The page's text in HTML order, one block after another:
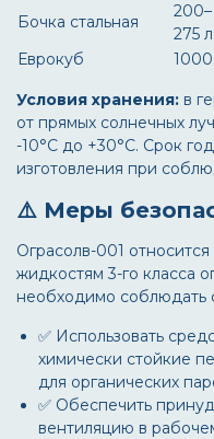
Бочка стальная
200–
275 л
Еврокуб
Условия хранения: в
от прямых солнечных
-10°C до +30°C. Срок
изготовления при
⚠️ Меры
Ограсолв-001
жидкостям 3-го класса
необходимо соблюдать
✅ Использовать
химически стойкие
для органических
✅ Обеспечить
вентиляцию в